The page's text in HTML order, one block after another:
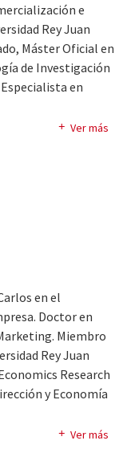
e
Rey Juan
Máster Oficial en
de Investigación
en
Administración.
Jurídicas y
Ver más
en el
Doctor en
Miembro
Rey Juan
Research
y Economía
de la legitimidad
Ver más